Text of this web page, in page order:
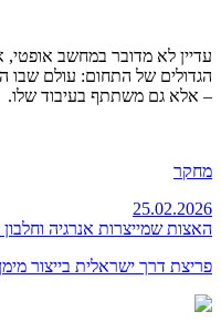
עדיין לא מדובר במחשב
הגדולים של התחום: עולם שבו
– אלא גם משתתף בעיבוד שלו.
מחקר
25.02.2026
האצות שמייצרות אנרגיה
פריצת דרך ישראלית בייצור